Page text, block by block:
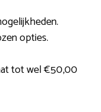
opties.
tot wel €50,00